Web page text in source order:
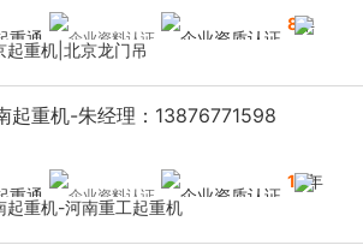
8年
起重机|北京龙门吊
起重机-朱经理：13876771598
14年
起重机-河南重工起重机